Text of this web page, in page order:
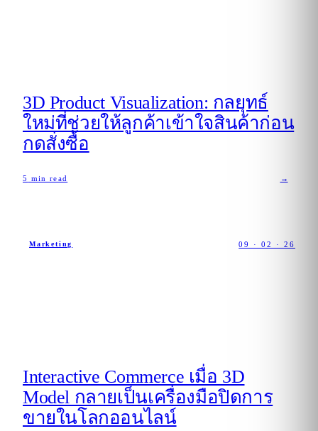
3D Product Visualization: กลยุทธ์
ใหม่ที่ช่วยให้ลูกค้าเข้าใจสินค้าก่อน
กดสั่งซื้อ
5 min read →
Marketing 09 · 02 · 26
Interactive Commerce เมื่อ 3D
Model กลายเป็นเครื่องมือปิดการ
ขายในโลกออนไลน์